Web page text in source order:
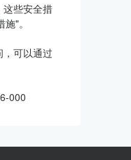
这些安全措
"。
可以通过
000